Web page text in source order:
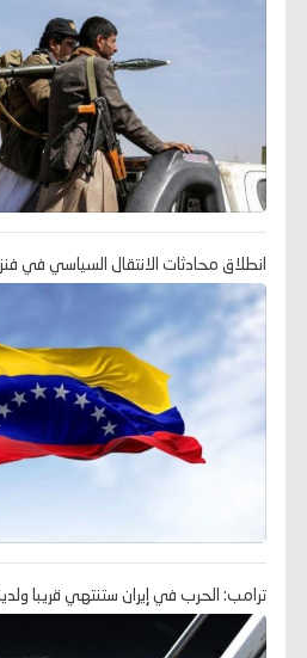
انطلاق محادثات الانتقال السياسي في
ترامب: الحرب في إيران ستنتهي قريبا